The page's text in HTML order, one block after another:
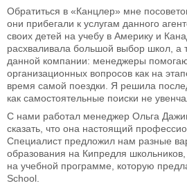
Обратиться в «Канцлер» мне
они прибегали к услугам данного
своих детей на учебу в Америку и
расхваливала большой выбор школ, а
данной компании: менеджеры
организационных вопросов как на
время самой поездки. Я решила
как самостоятельные поиски не
С нами работал менеджер Ольга
сказать, что она настоящий
Специалист предложил нам разные
образования на Кипредля
на учебной программе, которую
School.